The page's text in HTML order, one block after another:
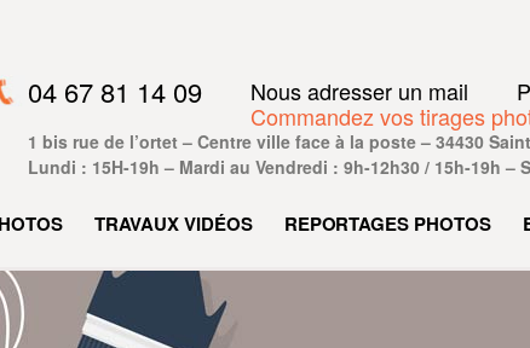
04 67 81 14 09 Nous adresser un mail
Commandez vos tirages
1 bis rue de l’ortet – Centre ville face à la poste – 34430
Lundi : 15H-19h – Mardi au Vendredi : 9h-12h30 / 15h-19h –
TRAVAUX VIDÉOS REPORTAGES PHOTOS